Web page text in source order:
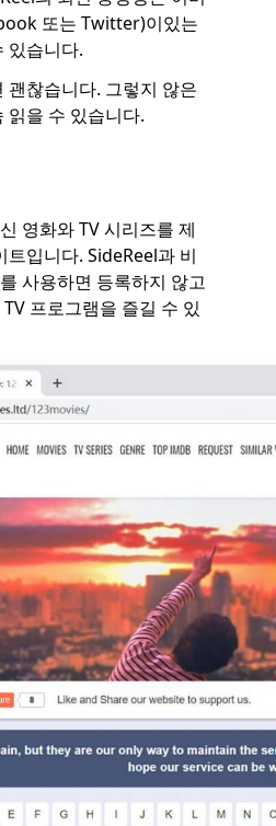
또는 Twitter)이있는
있습니다.
괜찮습니다. 그렇지 않은
읽을 수 있습니다.
영화와 TV 시리즈를 제
트입니다. SideReel과 비
사용하면 등록하지 않고
프로그램을 즐길 수 있